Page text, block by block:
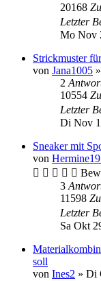
20168
Letzter
Mo Nov
Strickmuster
von Jana1005 »
2
10554
Letzter
Di Nov
Sneaker mit
von
3
11598
Letzter
Sa Okt
soll
von Ines2 » Di